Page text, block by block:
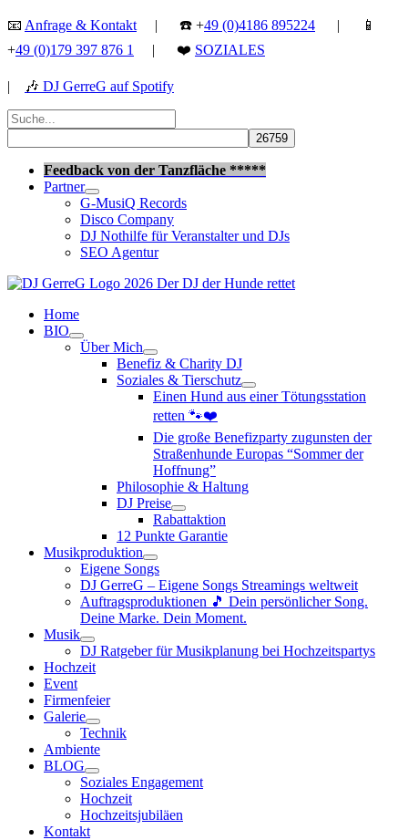
Zum
springen
📧 Anfrage & Kontakt | ☎️ +49 (0)4186 895224 | 📱
+49 (0)179 397 876 1 | ❤️ SOZIALES
| 🎶 DJ GerreG auf Spotify
Suchen
nach:
Feedback von der Tanzfläche *****
Partner
G-MusiQ Records
Disco Company
DJ Nothilfe für Veranstalter und DJs
SEO Agentur
Home
BIO
Über Mich
Benefiz & Charity DJ
Soziales & Tierschutz
Einen Hund aus einer Tötungsstation
retten 🐾❤️
Die große Benefizparty zugunsten der
Straßenhunde Europas “Sommer der
Hoffnung”
Philosophie & Haltung
DJ Preise
Rabattaktion
12 Punkte Garantie
Musikproduktion
Eigene Songs
DJ GerreG – Eigene Songs Streamings weltweit
Auftragsproduktionen 🎵 Dein persönlicher Song.
Deine Marke. Dein Moment.
Musik
DJ Ratgeber für Musikplanung bei Hochzeitspartys
Hochzeit
Event
Firmenfeier
Galerie
Technik
Ambiente
BLOG
Soziales Engagement
Hochzeit
Hochzeitsjubiläen
Kontakt